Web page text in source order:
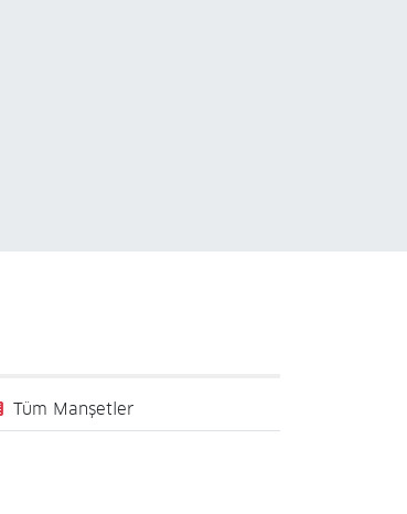
Tüm Manşetler